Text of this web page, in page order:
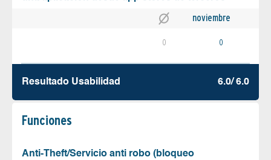
noviembre
0 0
Resultado Usabilidad 6.0/ 6.0
Funciones
Anti-Theft/Servicio anti robo (bloqueo